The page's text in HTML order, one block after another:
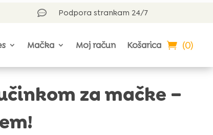
 Podpora strankam 24/7
Mačka Moj račun Košarica (0)
za mačke –